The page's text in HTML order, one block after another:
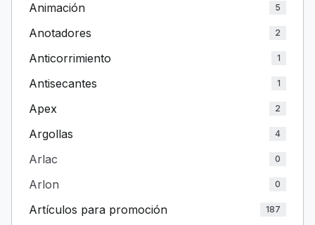
Animación 5
Anotadores 2
Anticorrimiento 1
Antisecantes 1
Apex 2
Argollas 4
Arlac 0
Arlon 0
Artículos para promoción 187